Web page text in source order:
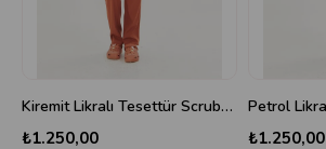
Kiremit Likralı Tesettür Scrubs Takım
₺1.250,00 ₺1.250,00